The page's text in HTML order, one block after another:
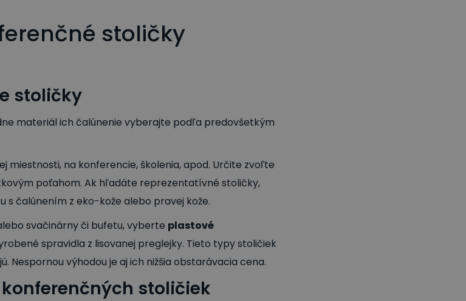
stoličky
stoličky
materiál ich čalúnenie vyberajte podľa predovšetkým
miestnosti, na konferencie, školenia, apod. Určite zvoľte
poťahom. Ak hľadáte reprezentatívné stoličky,
čalúnením z eko-kože alebo pravej kože.
svačinárny či bufetu, vyberte plastové
spravidla z lisovanej preglejky. Tieto typy stoličiek
Nespornou výhodou je aj ich nižšia obstarávacia cena.
stoličiek